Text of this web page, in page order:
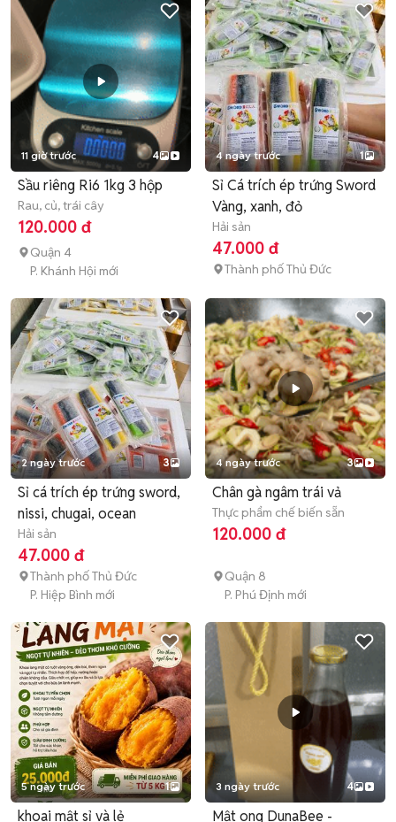
11 giờ trước 4
Sầu riêng Ri6 1kg 3 hộp
Rau, củ, trái cây
120.000 đ
Quận 4
P. Khánh Hội mới
4 ngày trước 1
Sỉ Cá trích ép trứng Sword
Vàng, xanh, đỏ
Hải sản
47.000 đ
Thành phố Thủ Đức
2 ngày trước 3
Sỉ cá trích ép trứng sword,
nissi, chugai, ocean
Hải sản
47.000 đ
Thành phố Thủ Đức
P. Hiệp Bình mới
4 ngày trước 3
Chân gà ngâm trái vả
Thực phẩm chế biến sẵn
120.000 đ
Quận 8
P. Phú Định mới
5 ngày trước 1
khoai mật sỉ và lẻ
3 ngày trước 4
Mật ong DunaBee -